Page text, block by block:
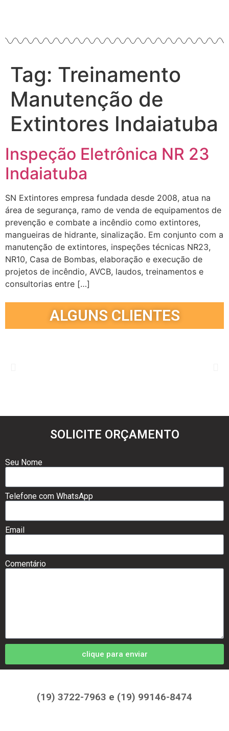
Tag: Treinamento
Manutenção de
Extintores Indaiatuba
Inspeção Eletrônica NR 23
Indaiatuba
SN Extintores empresa fundada desde 2008, atua na
área de segurança, ramo de venda de equipamentos de
prevenção e combate a incêndio como extintores,
mangueiras de hidrante, sinalização. Em conjunto com a
manutenção de extintores, inspeções técnicas NR23,
NR10, Casa de Bombas, elaboração e execução de
projetos de incêndio, AVCB, laudos, treinamentos e
consultorias entre […]
ALGUNS CLIENTES
SOLICITE ORÇAMENTO
Seu Nome
Telefone com WhatsApp
Email
Comentário
clique para enviar
(19) 3722-7963 e (19) 99146-8474